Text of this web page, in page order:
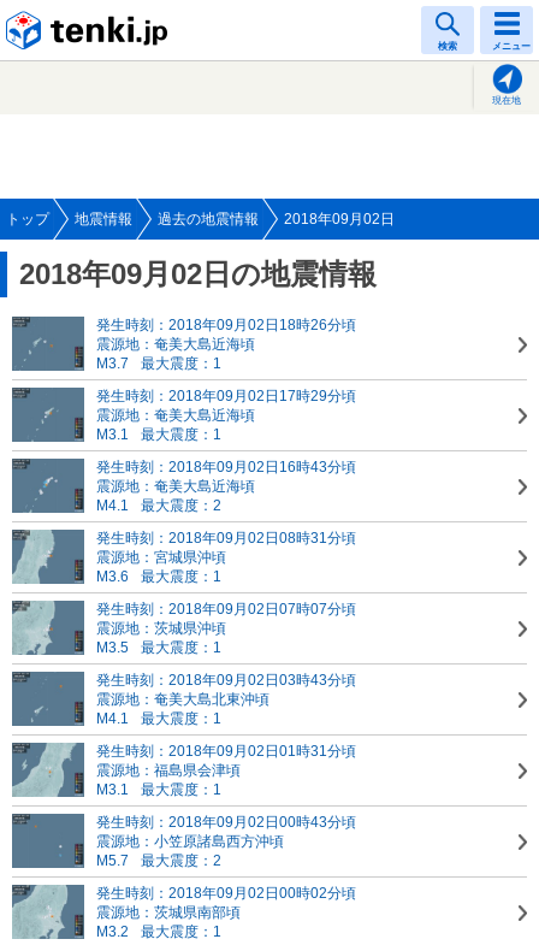
検索 メニュー
現在地
トップ 地震情報 過去の地震情報 2018年09月02日
2018年09月02日の地震情報
発生時刻：2018年09月02日18時26分頃
震源地：奄美大島近海頃
M3.7
最大震度：1
発生時刻：2018年09月02日17時29分頃
震源地：奄美大島近海頃
M3.1
最大震度：1
発生時刻：2018年09月02日16時43分頃
震源地：奄美大島近海頃
M4.1
最大震度：2
発生時刻：2018年09月02日08時31分頃
震源地：宮城県沖頃
M3.6
最大震度：1
発生時刻：2018年09月02日07時07分頃
震源地：茨城県沖頃
M3.5
最大震度：1
発生時刻：2018年09月02日03時43分頃
震源地：奄美大島北東沖頃
M4.1
最大震度：1
発生時刻：2018年09月02日01時31分頃
震源地：福島県会津頃
M3.1
最大震度：1
発生時刻：2018年09月02日00時43分頃
震源地：小笠原諸島西方沖頃
M5.7
最大震度：2
発生時刻：2018年09月02日00時02分頃
震源地：茨城県南部頃
M3.2
最大震度：1